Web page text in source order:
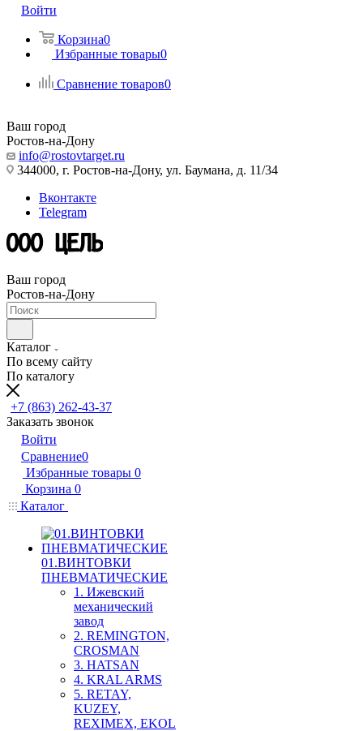
Войти
Корзина0
Избранные товары0
Сравнение товаров0
Ваш город
Ростов-на-Дону
info@rostovtarget.ru
344000, г. Ростов-на-Дону, ул. Баумана, д. 11/34
Вконтакте
Telegram
Ваш город
Ростов-на-Дону
Каталог
По всему сайту
По каталогу
+7 (863) 262-43-37
Заказать звонок
Войти
Сравнение0
Избранные товары 0
Корзина 0
Каталог
01.ВИНТОВКИ
ПНЕВМАТИЧЕСКИЕ
1. Ижевский
механический
завод
2. REMINGTON,
CROSMAN
3. HATSAN
4. KRAL ARMS
5. RETAY,
KUZEY,
REXIMEX, EKOL